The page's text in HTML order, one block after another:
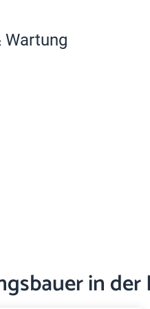
Wartung
in der